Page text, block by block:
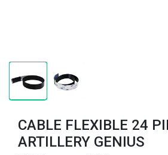
CABLE FLEXIBLE 24
ARTILLERY GENIUS